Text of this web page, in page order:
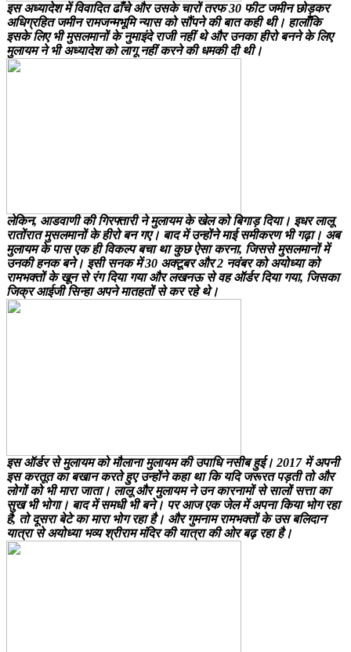
इस अध्यादेश में विवादित ढाँचे और उसके चारों तरफ 30 फीट जमीन छोड़कर
अधिग्रहित जमीन रामजन्मभूमि न्यास को सौंपने की बात कही थी। हालाँकि
इसके लिए भी मुसलमानों के नुमाइंदे राजी नहीं थे और उनका हीरो बनने के लिए
मुलायम ने भी अध्यादेश को लागू नहीं करने की धमकी दी थी।
लेकिन, आडवाणी की गिरफ्तारी ने मुलायम के खेल को बिगाड़ दिया। इधर लालू
रातोंरात मुसलमानों के हीरो बन गए। बाद में उन्होंने माई समीकरण भी गढ़ा। अब
मुलायम के पास एक ही विकल्प बचा था कुछ ऐसा करना, जिससे मुसलमानों में
उनकी हनक बने। इसी सनक में 30 अक्टूबर और 2 नवंबर को अयोध्या को
रामभक्तों के खून से रंग दिया गया और लखनऊ से वह ऑर्डर दिया गया, जिसका
जिक्र आईजी सिन्हा अपने मातहतों से कर रहे थे।
इस ऑर्डर से मुलायम को मौलाना मुलायम की उपाधि नसीब हुई। 2017 में अपनी
इस करतूत का बखान करते हुए उन्होंने कहा था कि यदि जरूरत पड़ती तो और
लोगों को भी मारा जाता। लालू और मुलायम ने उन कारनामों से सालों सत्ता का
सुख भी भोगा। बाद में समधी भी बने। पर आज एक जेल में अपना किया भोग रहा
है, तो दूसरा बेटे का मारा भोग रहा है। और गुमनाम रामभक्तों के उस बलिदान
यात्रा से अयोध्या भव्य श्रीराम मंदिर की यात्रा की ओर बढ़ रहा है।